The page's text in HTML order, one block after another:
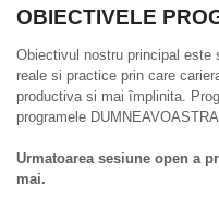
OBIECTIVELE
Obiectivul nostru principal este
reale si practice prin care
productiva si mai împlinita.
programele
Urmatoarea sesiune open a
mai.